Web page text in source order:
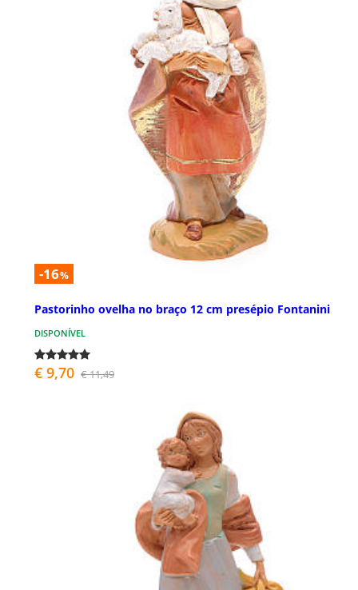
-16%
Pastorinho ovelha no braço 12 cm presépio Fontanini
DISPONÍVEL
€ 9,70 € 11,49